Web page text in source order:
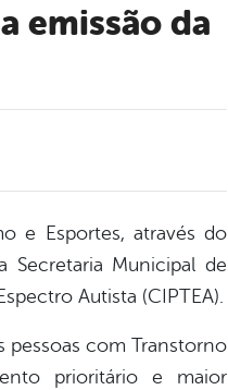
e Esportes, através do
Secretaria Municipal de
Autista (CIPTEA).
pessoas com Transtorno
prioritário e maior